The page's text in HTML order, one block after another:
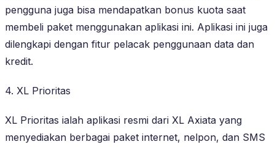
pengguna juga bisa mendapatkan bonus kuota saat
membeli paket menggunakan aplikasi ini. Aplikasi ini juga
dilengkapi dengan fitur pelacak penggunaan data dan
kredit.
4. XL Prioritas
XL Prioritas ialah aplikasi resmi dari XL Axiata yang
menyediakan berbagai paket internet, nelpon, dan SMS